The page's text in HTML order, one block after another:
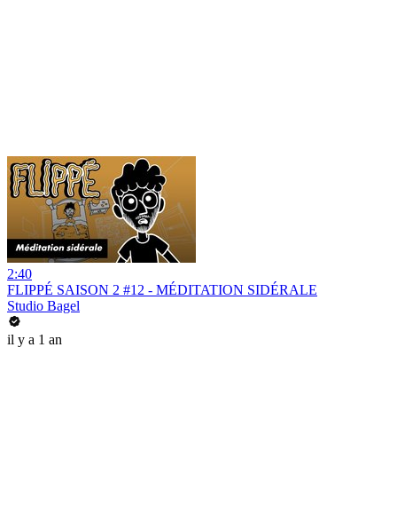
2:40
FLIPPÉ SAISON 2 #12 - MÉDITATION SIDÉRALE
Studio Bagel
il y a 1 an